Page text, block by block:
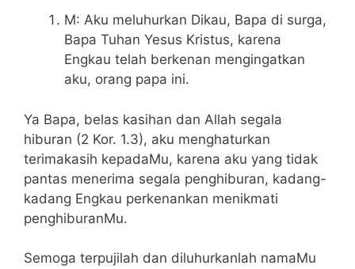
M: Aku meluhurkan Dikau, Bapa di surga,
Bapa Tuhan Yesus Kristus, karena
Engkau telah berkenan mengingatkan
aku, orang papa ini.
Ya Bapa, belas kasihan dan Allah segala
hiburan (2 Kor. 1.3), aku menghaturkan
terimakasih kepadaMu, karena aku yang tidak
pantas menerima segala penghiburan, kadang-
kadang Engkau perkenankan menikmati
penghiburanMu.
Semoga terpujilah dan diluhurkanlah namaMu